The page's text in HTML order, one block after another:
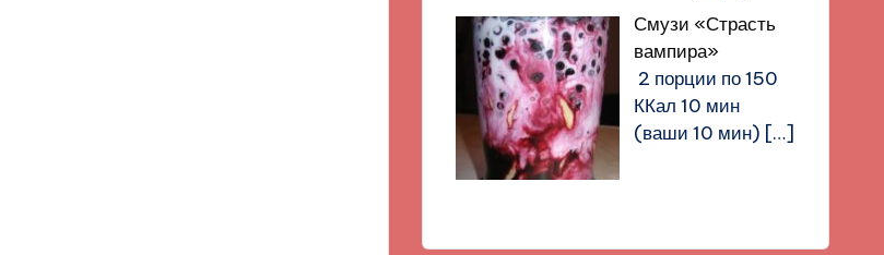
Смузи «Страсть
вампира»
2 порции по 150
ККал 10 мин
(ваши 10 мин) […]